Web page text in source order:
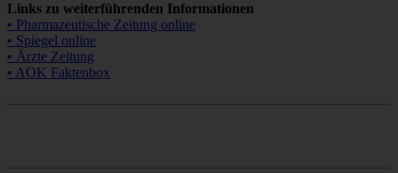
Links zu weiterführenden Informationen
• Pharmazeutische Zeitung online
• Spiegel online
• Ärzte Zeitung
• AOK Faktenbox